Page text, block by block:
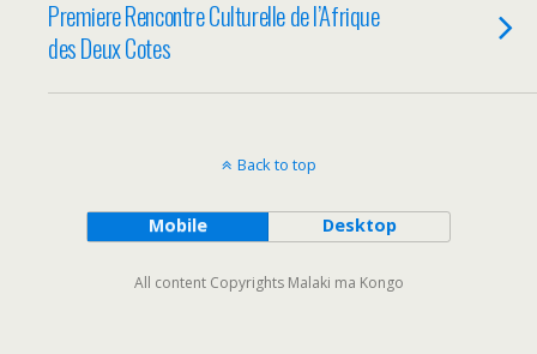
Premiere Rencontre Culturelle de l’Afrique
des Deux Cotes
Back to top
Mobile Desktop
All content Copyrights Malaki ma Kongo